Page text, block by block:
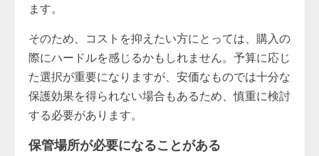
ます。
そのため、コストを抑えたい方にとっては、購入の
際にハードルを感じるかもしれません。予算に応じ
た選択が重要になりますが、安価なものでは十分な
保護効果を得られない場合もあるため、慎重に検討
する必要があります。
保管場所が必要になることがある